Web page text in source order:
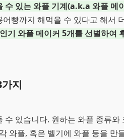
수 있는 와플 기계(a.k.a 와플 메
빵까지 해먹을 수 있다고 해서
기 와플 메이커 5개를 선별하여
지
있습니다. 원하는 와플 종류와
와플, 혹은 벨기에 와플 등을 만